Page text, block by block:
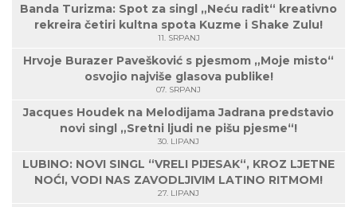
Banda Turizma: Spot za singl „Neću radit“ kreativno
rekreira četiri kultna spota Kuzme i Shake Zulu!
11. SRPANJ
Hrvoje Burazer Pavešković s pjesmom „Moje misto“
osvojio najviše glasova publike!
07. SRPANJ
Jacques Houdek na Melodijama Jadrana predstavio
novi singl „Sretni ljudi ne pišu pjesme“!
30. LIPANJ
LUBINO: NOVI SINGL “VRELI PIJESAK“, KROZ LJETNE
NOĆI, VODI NAS ZAVODLJIVIM LATINO RITMOM!
27. LIPANJ